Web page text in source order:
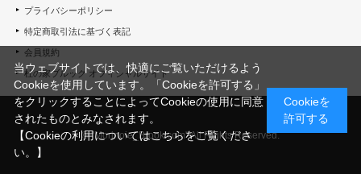
プライバシーポリシー
特定商取引法に基づく表記
会員規約
杜の家ブルック オフィシャルサイト
© "Morinoie_Brook.com" All Rights Reserved.
当ウェブサイトでは、快適にご覧いただけるよう
Cookieを使用しています。「Cookieを許可する」
をクリックすることによってCookieの使用に同意
されたものとみなされます。
【Cookieの利用についてはこちらをご覧くださ
い。】
Cookieを
許可する